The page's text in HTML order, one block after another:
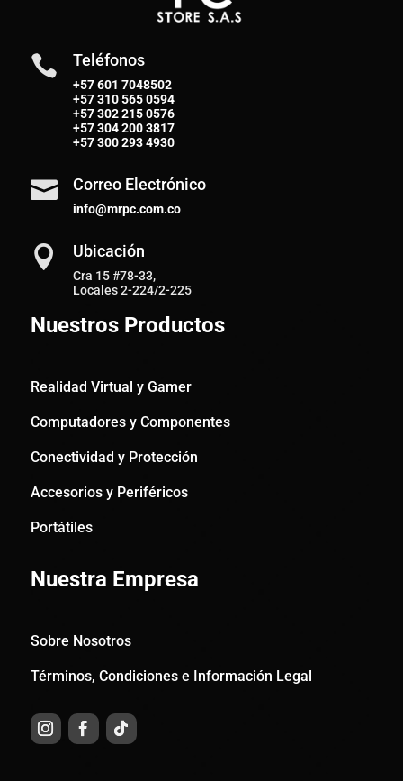
 Teléfonos
+57 601 7048502
+57310 565 0594
+57302 215 0576
+57304 200 3817
+57300 293 4930
 Correo Electrónico
info@mrpc.com.co
 Ubicación
Cra 15 #78-33,
Locales 2-224/2-225
Nuestros Productos
Realidad Virtual y Gamer
Computadores y Componentes
Conectividad y Protección
Accesorios y Periféricos
Portátiles
Nuestra Empresa
Sobre Nosotros
Términos, Condiciones e Información Legal